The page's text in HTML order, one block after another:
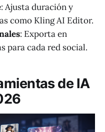
: Ajusta duración y
como Kling AI Editor.
: Exporta en
para cada red social.
de IA